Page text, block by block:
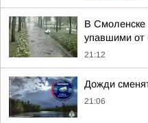
В Смоленске
упавшими от
21:12
Дожди
21:06